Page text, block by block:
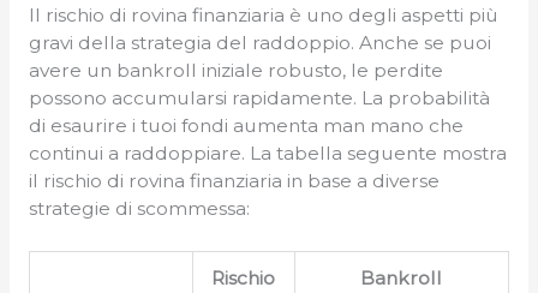
Il rischio di rovina finanziaria è uno degli aspetti più
gravi della strategia del raddoppio. Anche se puoi
avere un bankroll iniziale robusto, le perdite
possono accumularsi rapidamente. La probabilità
di esaurire i tuoi fondi aumenta man mano che
continui a raddoppiare. La tabella seguente mostra
il rischio di rovina finanziaria in base a diverse
strategie di scommessa:
Rischio
Bankroll